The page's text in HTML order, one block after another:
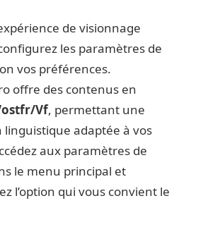
de visionnage
les paramètres de
vos préférences.
offre des contenus en
Vf, permettant une
linguistique adaptée à vos
aux paramètres de
le menu principal et
l’option qui vous convient le